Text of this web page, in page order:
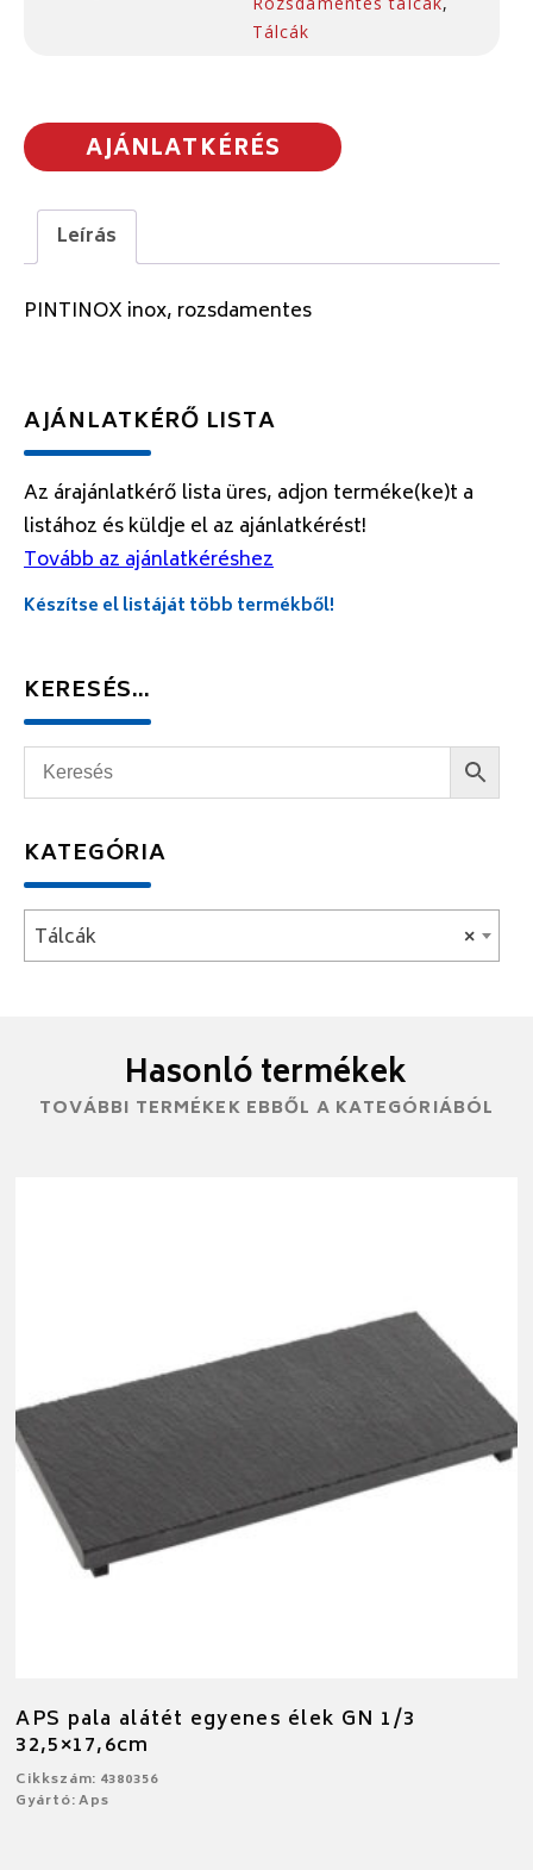
Tálcák
AJÁNLATKÉRÉS
Leírás
PINTINOX inox, rozsdamentes
AJÁNLATKÉRŐ LISTA
Az árajánlatkérő lista üres, adjon terméke(ke)t a
listához és küldje el az ajánlatkérést!
Tovább az ajánlatkéréshez
Készítse el listáját több termékből!
KERESÉS…
KATEGÓRIA
×
Tálcák
Hasonló termékek
TOVÁBBI TERMÉKEK EBBŐL A KATEGÓRIÁBÓL
APS pala alátét egyenes élek GN 1/3
32,5×17,6cm
Cikkszám: 4380356
Gyártó: Aps